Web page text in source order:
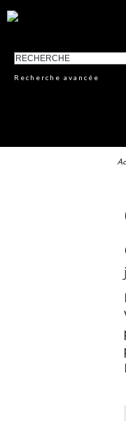
Recherche avancée